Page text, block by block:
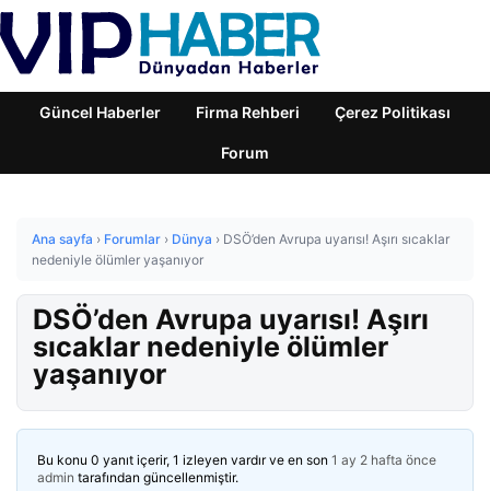
Güncel Haberler Firma Rehberi Çerez Politikası
Forum
Ana sayfa › Forumlar › Dünya › DSÖ’den Avrupa uyarısı! Aşırı sıcaklar
nedeniyle ölümler yaşanıyor
DSÖ’den Avrupa uyarısı! Aşırı
sıcaklar nedeniyle ölümler
yaşanıyor
Bu konu 0 yanıt içerir, 1 izleyen vardır ve en son 1 ay 2 hafta önce
admin tarafından güncellenmiştir.